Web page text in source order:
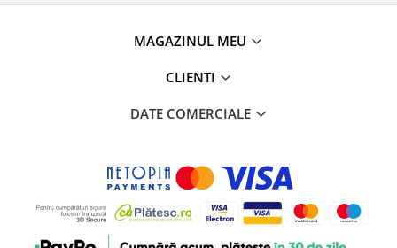
MAGAZINUL MEU
CLIENTI
DATE COMERCIALE